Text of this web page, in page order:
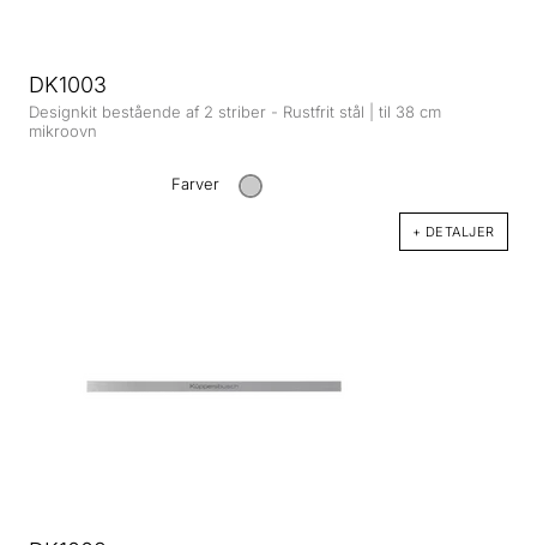
DK1003
Designkit bestående af 2 striber - Rustfrit stål | til 38 cm
mikroovn
Farver
+ DETALJER